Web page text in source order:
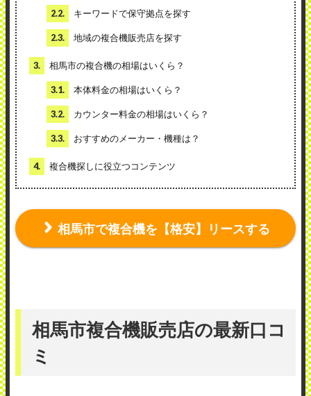
2.2. キーワードで保守拠点を探す
2.3. 地域の複合機販売店を探す
3. 相馬市の複合機の相場はいくら？
3.1. 本体料金の相場はいくら？
3.2. カウンター料金の相場はいくら？
3.3. おすすめのメーカー・機種は？
4. 複合機探しに役立つコンテンツ
相馬市で複合機を【格安】リースする
相馬市複合機販売店の最新口コ
ミ